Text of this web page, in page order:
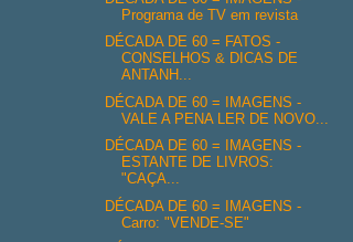
Programa de TV em revista
DÉCADA DE 60 = FATOS -
CONSELHOS & DICAS DE
ANTANH...
DÉCADA DE 60 = IMAGENS -
VALE A PENA LER DE NOVO...
DÉCADA DE 60 = IMAGENS -
ESTANTE DE LIVROS:
"CAÇA...
DÉCADA DE 60 = IMAGENS -
Carro: "VENDE-SE"